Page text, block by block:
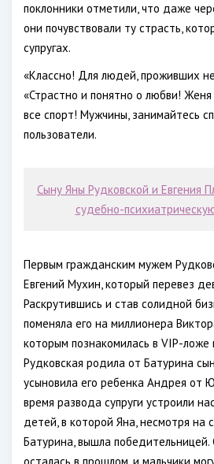
поклонники отметили, что даже
они почувствовали ту страсть,
супругах.
«Классно! Для людей, проживших
«Страстно и понятно о любви!
все спорт! Мужчины, занимайтесь
пользователи.
Сыну Яны Рудковской и Евгения
судебно-
Первым гражданским мужем
Евгений Мухин, который перевез
Раскрутившись и став солидной
поменяла его на миллионера
которым познакомилась в VIP-
Рудковская родила от Батурина
усыновила его ребенка Андрея от
время развода супруги устроили
детей, в которой Яна, несмотря на
Батурина, вышла